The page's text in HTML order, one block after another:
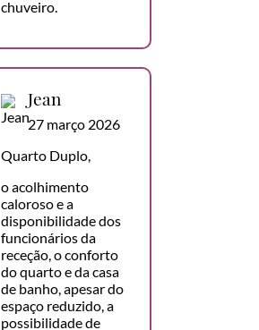
chuveiro.
Jean
27 março 2026
Quarto Duplo,
o acolhimento
caloroso e a
disponibilidade dos
funcionários da
receção, o conforto
do quarto e da casa
de banho, apesar do
espaço reduzido, a
possibilidade de